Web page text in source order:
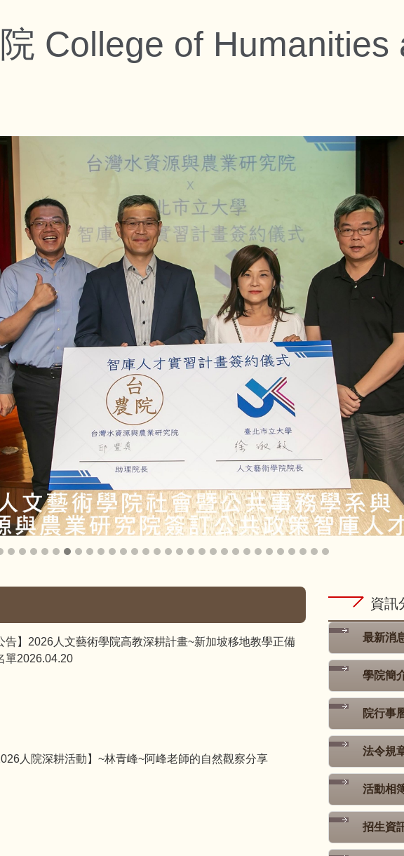
College of Humanities
告】2026人文藝術學院高教深耕計畫~新加坡移地教學正備
單2026.04.20
人院深耕活動】~林青峰~阿峰老師的自然觀察分享
資訊
最新消
學院簡
院行事
法令規
活動相
招生資